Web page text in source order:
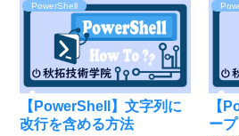
PowerShell
【PowerShell】文字列に
改行を含める方法
【
ー